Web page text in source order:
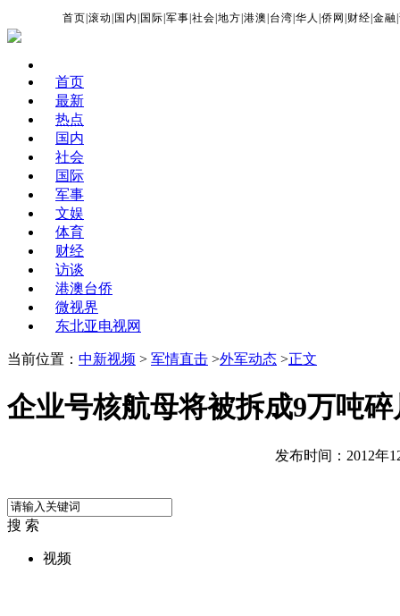
首页 |滚动 国内 国际 |军事 |社会 |地方 |港澳 台湾 |华人 |侨网 财经 |金融 |
首页
最新
热点
国内
社会
国际
军事
文娱
体育
财经
访谈
港澳台侨
微视界
东北亚电视网
当前位置： 中新视频 > 军情直击 >外军动态 >正文
企业号核航母将被拆成9万吨碎
发布时间：2012年
搜 索
视频